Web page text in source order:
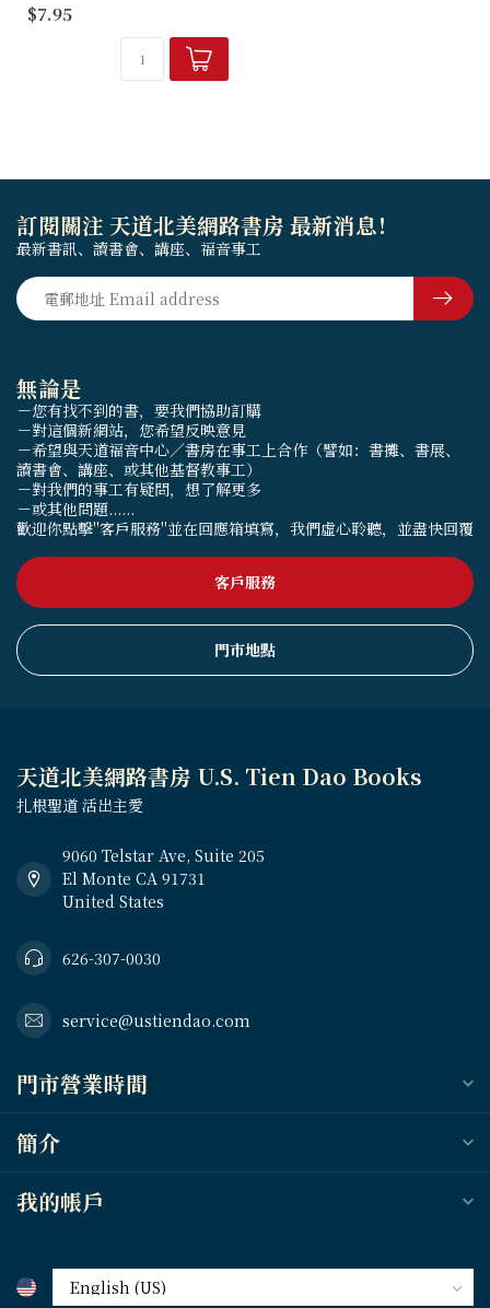
健康。我們的世界，出了問
題，充滿不健康。如何活得健
康？人人都需要這個答案。好
消息是，健康是上帝要送給祂
$7.95
無論是
－您有找不到的書，要我們協助訂購
－對這個新網站，您希望反映意見
－希望與天道福音中心／書房在事工上合作（譬如：書攤、書展、
讀書會、講座、或其他基督教事工）
－對我們的事工有疑問，想了解更多
－或其他問題......
歡迎你點擊"客戶服務"並在回應箱填寫，我們虛心聆聽，並盡快回覆
客戶服務
門市地點
訂閱關注 天道北美網路書房 最新消息！
最新書訊、讀書會、講座、福音事工
天道北美網路書房 U.S. Tien Dao Books
扎根聖道 活出主愛
9060 Telstar Ave, Suite 205
El Monte CA 91731
United States
626-307-0030
service@ustiendao.com
門市營業時間
簡介
我的帳戶